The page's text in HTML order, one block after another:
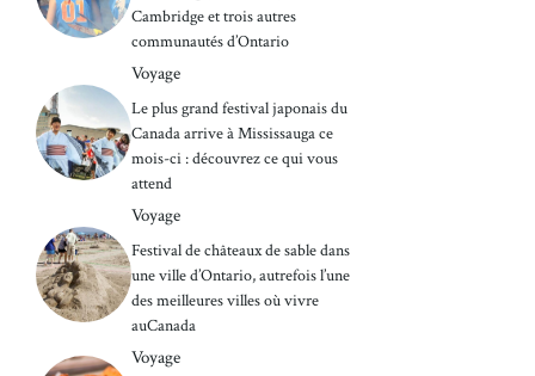
Cambridge et trois autres
communautés d’Ontario
Voyage
Le plus grand festival japonais du
Canada arrive à Mississauga ce
mois-ci : découvrez ce qui vous
attend
Voyage
Festival de châteaux de sable dans
une ville d’Ontario, autrefois l’une
des meilleures villes où vivre
auCanada
Voyage